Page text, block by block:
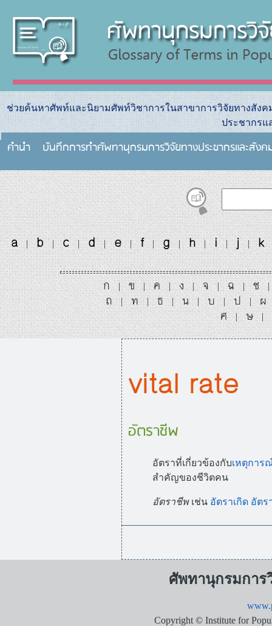
ช่วยค้นหาศัพท์และนิยามศัพท์วิชาการในสาขาการวิจัยทางสัง
ประชากรแ
คำนำ บันทึกการทําศัพทานุกรมการวิจัยทางประชากรและสัง
a | b | c | d | e | f | g | h | i | j | k
ก | ข | ค | ง | จ | ฉ | ช |
ถ | ท | ธ | น | บ | ป |
ผ
ศ
| ษ |
vital rate
อัตราชีพ
อัตราที่เกี่ยวข้องกับเหตุการ
สำคัญของชีวิตคน
อัตราชีพเช่น อัตราเกิด อัตร
ศัพทานุกรมการ
Copyright © Institute for